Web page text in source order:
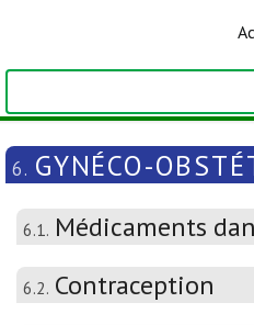
6. GYNÉCO-
6.1. Médicaments
6.2. Contraception